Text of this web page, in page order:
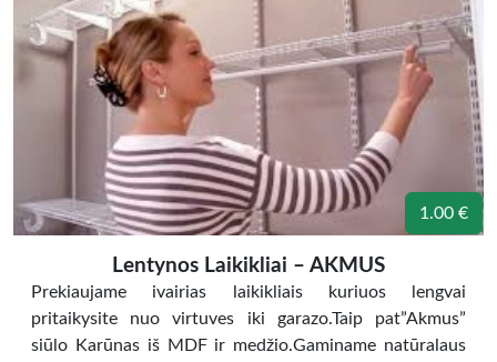
1.00 €
Lentynos Laikikliai – AKMUS
Prekiaujame ivairias laikikliais kuriuos lengvai
pritaikysite nuo virtuves iki garazo.Taip pat”Akmus”
siūlo Karūnas iš MDF ir medžio.Gaminame natūralaus